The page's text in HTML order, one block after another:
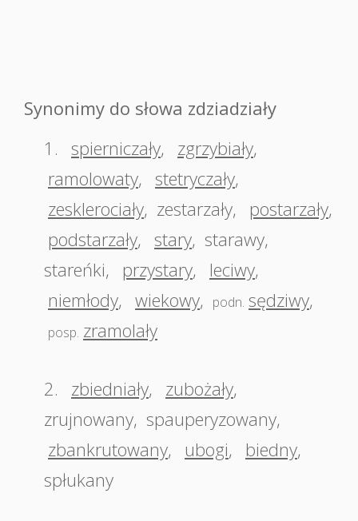
Synonimy do słowa zdziadziały
1.
spierniczały, zgrzybiały,
ramolowaty, stetryczały,
zesklerociały, zestarzały, postarzały,
podstarzały, stary, starawy,
stareńki, przystary, leciwy,
niemłody, wiekowy, podn. sędziwy,
posp. zramolały
2. zbiedniały, zubożały,
zrujnowany, spauperyzowany,
zbankrutowany, ubogi, biedny,
spłukany